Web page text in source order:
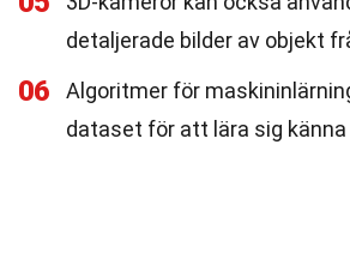
detaljerade bilder av objekt
06
Algoritmer för
dataset för att lära sig känna